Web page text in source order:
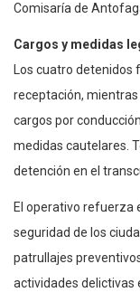
Comisaría de
Cargos y medidas
Los cuatro detenidos
receptación,
cargos por
medidas cautelares.
detención en el
El operativo refuerza
seguridad de los
patrullajes
actividades delictivas